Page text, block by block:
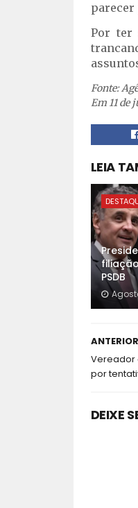
parecer
Por ter
Fonte:
Em 11 de
LEIA
PSDB
ANTERIOR
Vereador
por
DEIXE